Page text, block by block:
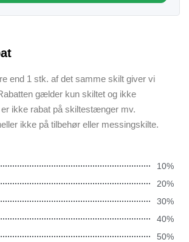
end 1 stk. af det samme skilt giver vi
gælder kun skiltet og ikke
ikke rabat på skiltestænger mv.
ikke på tilbehør eller messingskilte.
10%
20%
30%
40%
50%